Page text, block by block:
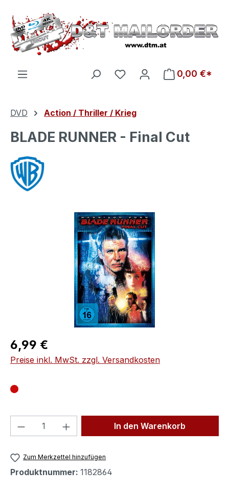
Zum Hauptinhalt springen
Du hast 0 Produkte auf
0,00 €*
DVD Action / Thriller / Krieg
BLADE RUNNER - Final Cut
Bildergalerie überspringen
Regulärer Preis:
6,99 €
Preise inkl. MwSt. zzgl. Versandkosten
Produkt Anzahl: Gib denIn den Warenkorb
Zum Merkzettel hinzufügen
Produktnummer: 1182864